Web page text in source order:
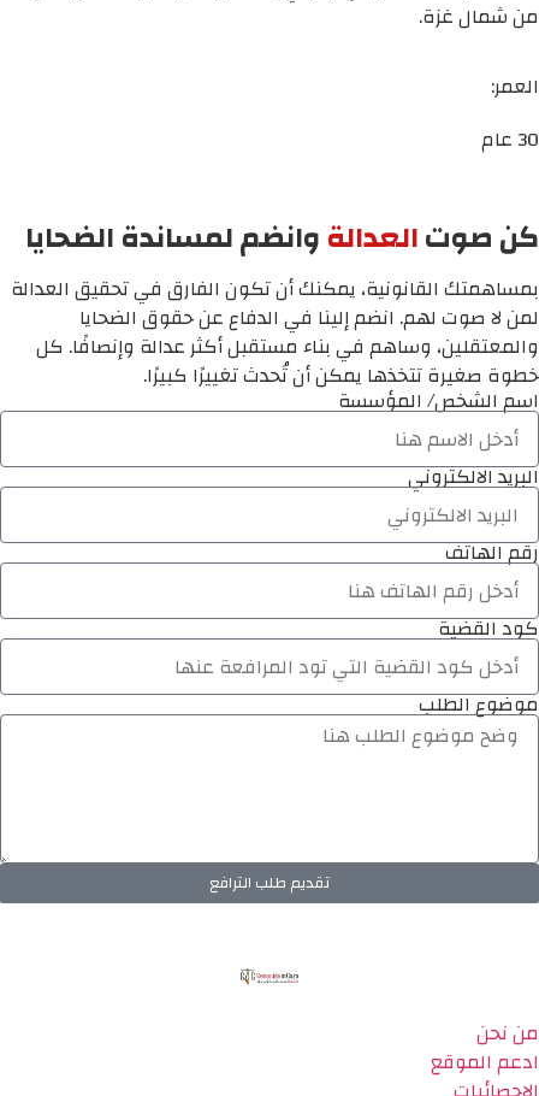
من شمال غزة.
العمر:
30 عام
كن صوتالعدالةوانضم لمساندة الضحايا
بمساهمتك القانونية، يمكنك أن تكون الفارق في تحقيق العدالة
لمن لا صوت لهم. انضم إلينا في الدفاع عن حقوق الضحايا
والمعتقلين، وساهم في بناء مستقبل أكثر عدالة وإنصافًا. كل
خطوة صغيرة تتخذها يمكن أن تُحدث تغييرًا كبيرًا.
اسم الشخص/ المؤسسة
البريد الالكتروني
رقم الهاتف
كود القضية
موضوع الطلب
تقديم طلب الترافع
من نحن
ادعم الموقع